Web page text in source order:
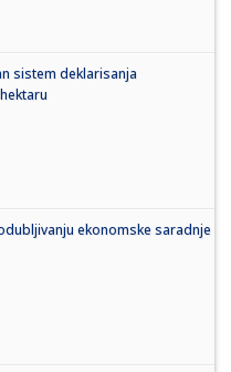
sistem deklarisanja
ekonomske saradnje